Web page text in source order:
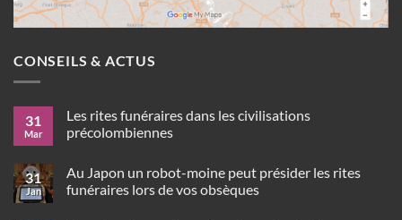
CONSEILS & ACTUS
31
Mar
Les rites funéraires dans les civilisations
précolombiennes
sur
Les
rites
31
Jan
Au Japon un robot-moine peut présider les rites
funéraires lors de vos obsèques